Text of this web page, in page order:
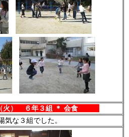
火） ６年３組 ＊ 会食
気な３組でした。